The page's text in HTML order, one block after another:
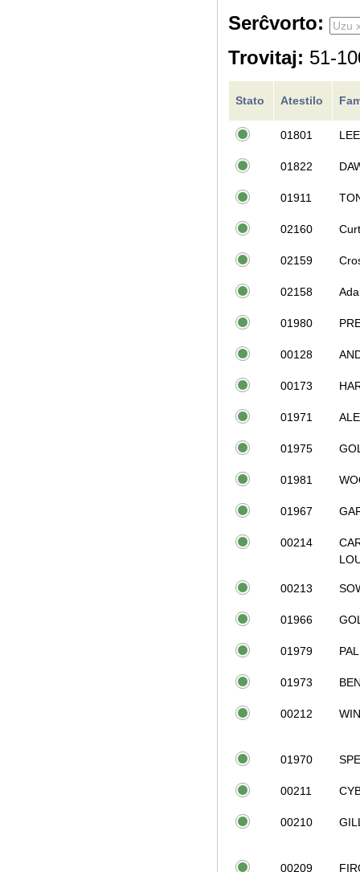
Serĉvorto:
Trovitaj: 51-
Stato Atestilo
01801 LEE
01822
01911
02160
02159
02158
01980
00128
00173
01971
01975
01981
01967
00214
00213
01966
01979
01973
00212
01970
00211
00210
00209